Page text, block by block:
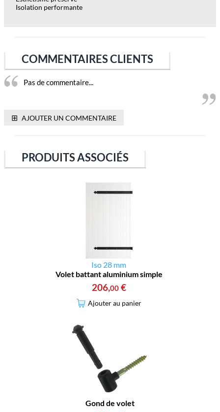
Isolation performante
COMMENTAIRES CLIENTS
Pas de commentaire...
⊞ AJOUTER UN COMMENTAIRE
PRODUITS ASSOCIÉS
Iso 28 mm
Volet battant aluminium simple
206,00 €
Ajouter au panier
Gond de volet